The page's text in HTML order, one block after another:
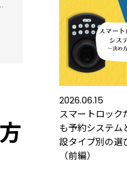
2026.06.15
スマートロック
も予約システム
設タイプ別の選
（前編）
とは？カギのIoT化、仕組